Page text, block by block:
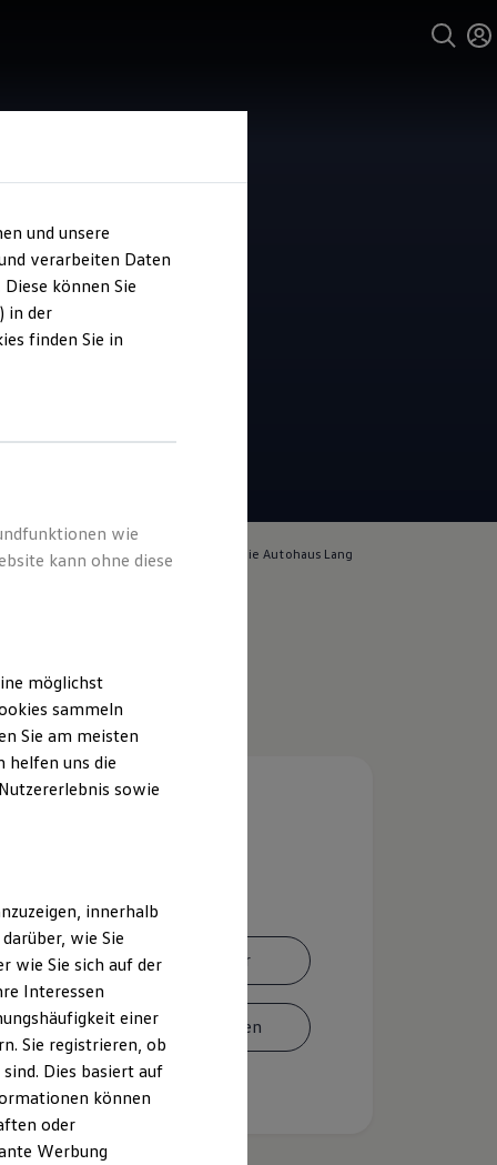
Lang
5|84 Bewertungen
für die Inhalte auf dieser Seite ist die Autohaus Lang
Ansprechpartner
Termin vereinbaren
und unsere
verarbeiten Daten
können Sie
in der
finden Sie in
wie
kann ohne diese
möglichst
sammeln
Sie am meisten
helfen uns die
sowie
innerhalb
wie Sie
wie Sie sich auf der
Interessen
einer
Sie registrieren, ob
Dies basiert auf
können
oder
Werbung